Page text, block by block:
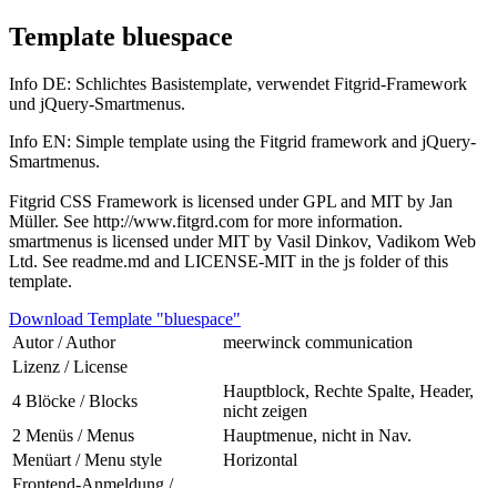
Template bluespace
Info DE: Schlichtes Basistemplate, verwendet Fitgrid-Framework
und jQuery-Smartmenus.
Info EN: Simple template using the Fitgrid framework and jQuery-
Smartmenus.
Fitgrid CSS Framework is licensed under GPL and MIT by Jan
Müller. See http://www.fitgrd.com for more information.
smartmenus is licensed under MIT by Vasil Dinkov, Vadikom Web
Ltd. See readme.md and LICENSE-MIT in the js folder of this
template.
Download Template "bluespace"
Autor / Author
meerwinck communication
Lizenz / License
4 Blöcke / Blocks
Hauptblock, Rechte Spalte, Header,
nicht zeigen
2 Menüs / Menus
Hauptmenue, nicht in Nav.
Menüart / Menu style
Horizontal
Frontend-Anmeldung /